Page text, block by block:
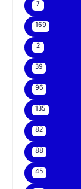
7
169
2
39
96
135
82
88
45